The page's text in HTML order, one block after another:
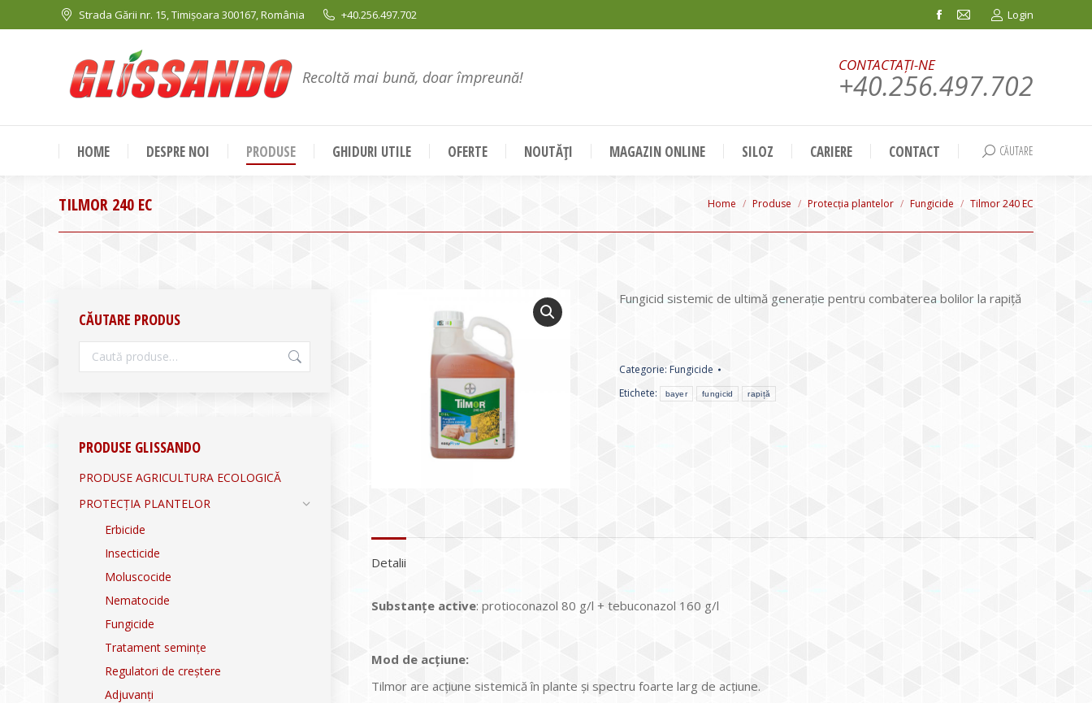
Strada Gării nr. 15, Timișoara 300167, România +40.256.497.702
Facebook
in
window
Mail
in
window
Login
Recoltă mai bună, doar împreună!
CONTACTAȚI-NE
+40.256.497.702
HOME DESPRE NOI PRODUSE GHIDURI UTILE OFERTE NOUTĂȚI MAGAZIN ONLINE SILOZ CARIERE CONTACT Search:
CĂUTARE
TILMOR 240 EC You are here:
Home Produse Protecția plantelor Fungicide Tilmor 240 EC
Fungicid sistemic de ultimă generaţie pentru combaterea bolilor la rapiţă
Categorie: Fungicide
Etichete:
bayer fungicid rapiță
Detalii
Substanţe active: protioconazol 80 g/l + tebuconazol 160 g/l
Mod de acţiune:
Tilmor are acţiune sistemică în plante şi spectru foarte larg de acţiune.
CĂUTARE PRODUS
PRODUSE GLISSANDO
PRODUSE AGRICULTURA ECOLOGICĂ
PROTECȚIA PLANTELOR
Erbicide
Insecticide
Moluscocide
Nematocide
Fungicide
Tratament semințe
Regulatori de creștere
Adjuvanți